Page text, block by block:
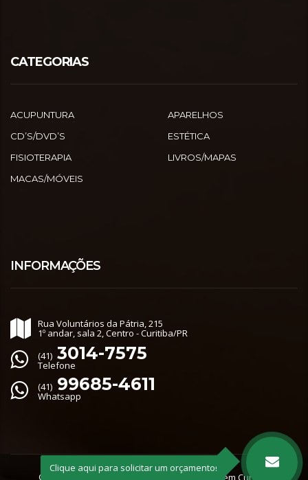
Clique aqui para solicitar um orçamento!
CATEGORIAS
ACUPUNTURA
APARELHOS
CD’S/DVD’S
ESTÉTICA
FISIOTERAPIA
LIVROS/MAPAS
MACAS/MÓVEIS
INFORMAÇÕES
Rua Voluntários da Pátria, 215
1º andar, sala 2, Centro - Curitiba/PR
(41) 3014-7575
Telefone
(41) 99685-4611
Whatsapp
© 2020 | Alper: Agência de Marketing Digital em Curitiba